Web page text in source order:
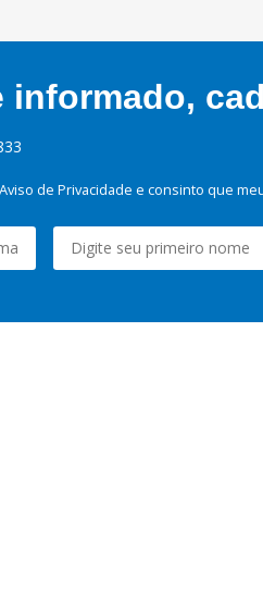
informado,
de Privacidade e consinto que